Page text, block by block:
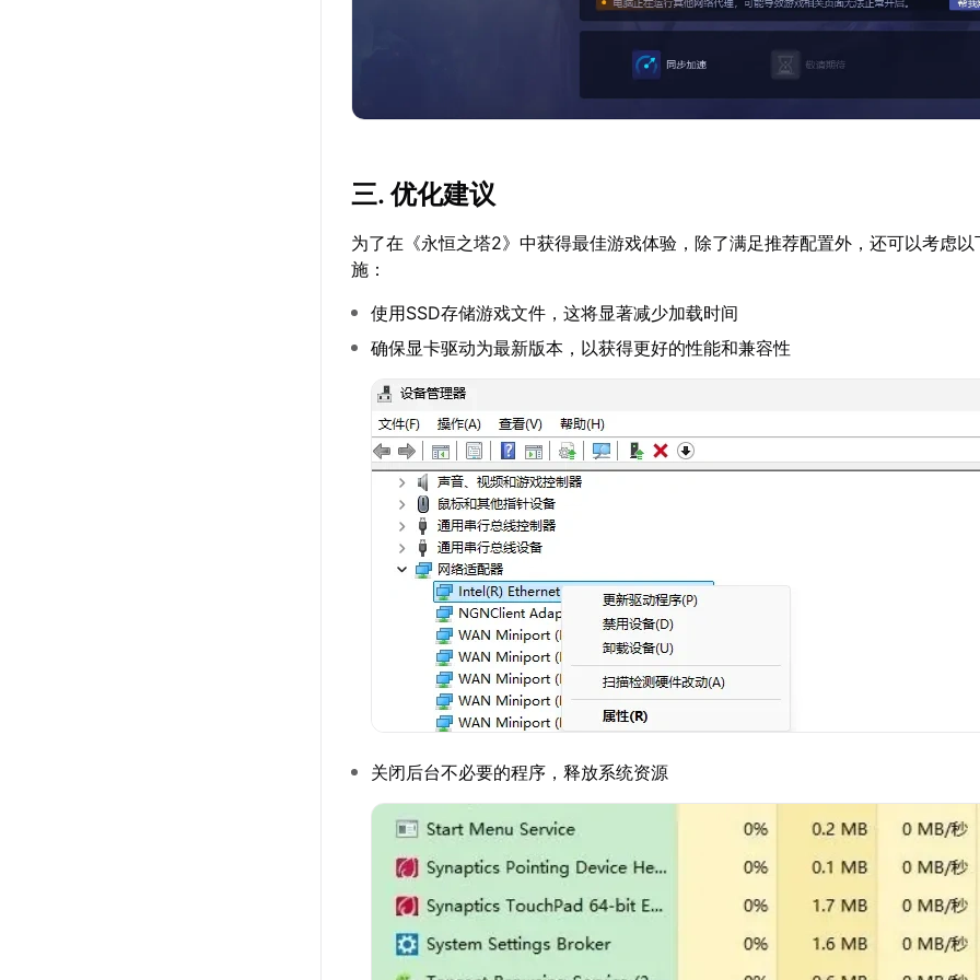
三. 优化建议
为了在《永恒之塔2》中获得最佳游戏体验，除了满足推荐配置外，还可以考虑以
施：
使用SSD存储游戏文件，这将显著减少加载时间
确保显卡驱动为最新版本，以获得更好的性能和兼容性
关闭后台不必要的程序，释放系统资源